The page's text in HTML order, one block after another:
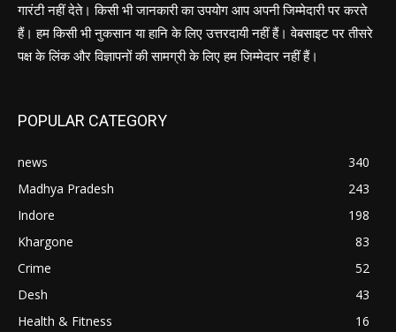
गारंटी नहीं देते। किसी भी जानकारी का उपयोग आप अपनी जिम्मेदारी पर करते
हैं। हम किसी भी नुकसान या हानि के लिए उत्तरदायी नहीं हैं। वेबसाइट पर तीसरे
पक्ष के लिंक और विज्ञापनों की सामग्री के लिए हम जिम्मेदार नहीं हैं।
POPULAR CATEGORY
news
340
Madhya Pradesh
243
Indore
198
Khargone
83
Crime
52
Desh
43
Health & Fitness
16